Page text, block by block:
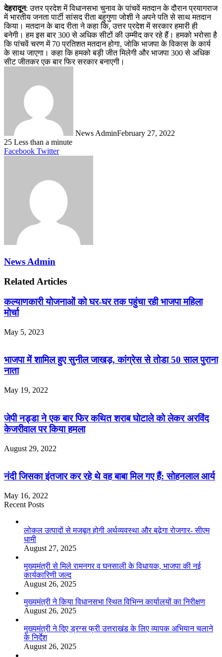
देहरादून: उत्तर प्रदेश में विधानसभा चुनाव के पांचवें मतदान के दौरान प्रयागराज
में भारतीय जनता पार्टी सांसद रीता बहुगुणा जोशी ने अपने पति से साथ मतदान
किया। मतदान के बाद रीता ने कहा कि, उत्तर प्रदेश में सरकार हमारी ही
बनेगी। हम इस बार 300 से अधिक सीटों की उम्मीद कर रहे हैं। हमको भरोसा है
कि पांचवें चरण में 70 प्रतिशत मतदान होगा, जोकि भाजपा के विकास के कार्य
के साथ जाएगा। कहा कि हमको बड़ी जीत मिलेगी और भाजपा 300 से अधिक
सीट जीतकर एक बार फिर सरकार बनाएगी।
News AdminFebruary 27, 2022
25 Less than a minute
Facebook TwitterLinkedIn
Tumblr
Pinterest
Reddit
VKontakte
Share
Print
News Admin
Related Articles
कल्याणकारी योजनाओं को घर-घर तक पहुंचा रही भाजपा महिला
मोर्चा
May 5, 2023
भाजपा में शामिल हुए सुनील जाखड़, कांग्रेस से तोडा 50 साल पुराना
नाता
May 19, 2022
जेपी नड्डा ने एक बार फिर कथित शराब घोटाले को लेकर अरविंद
केजरीवाल पर किया हमला
August 29, 2022
नंदी जिसका इंतजार कर रहे थे वह बाबा मिल गए हैं: सोहनलाल आर्य
May 16, 2022
Recent Posts
लोकल उत्पादों से मजबूत होगी अर्थव्यवस्था और बढ़ेगा रोजगार- सीएम
धामी
August 27, 2025
मुख्यमंत्री से मिले रामनगर व घनसाली के विधायक, भाजपा की नई
कार्यकारिणी जल्द
August 26, 2025
मुख्यमंत्री ने किया विधानसभा स्थित विभिन्न कार्यालयों का निरीक्षण
August 26, 2025
मुख्यमंत्री ने दिए ड्रग्स फ्री उत्तराखंड के लिए व्यापक अभियान चलाने
के निर्देश
August 26, 2025